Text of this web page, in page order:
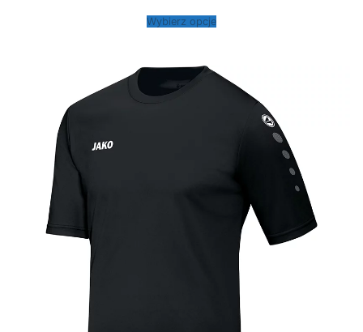
Wybierz opcje